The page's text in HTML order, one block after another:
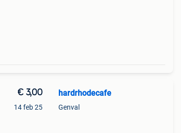
€ 3,00
14 feb 25
hardrhodecafe
Genval